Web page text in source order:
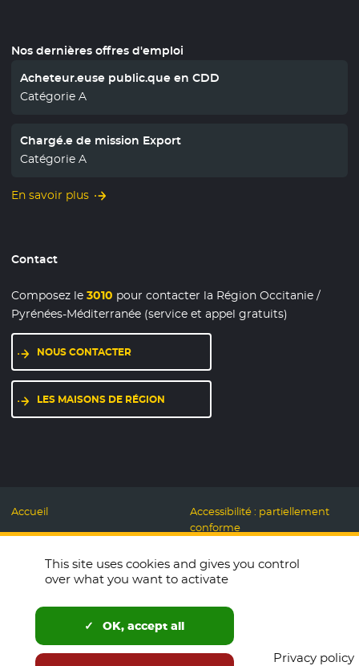
Nos dernières offres d'emploi
Acheteur.euse public.que en CDD
Catégorie A
Chargé.e de mission Export
Catégorie A
En savoir plus
Contact
Composez le3010 pour contacter la Région Occitanie /
Pyrénées-Méditerranée (service et appel gratuits)
NOUS CONTACTER
LES MAISONS DE RÉGION
Accueil
Mentions légales
Données personnelles et
Cookies
Espace presse
Télécharger le logo
English
Accessibilité : partiellement
conforme
Responsable
Plan du site
This site uses cookies and gives you control
over what you want to activate
OK, accept all
Privacy policy